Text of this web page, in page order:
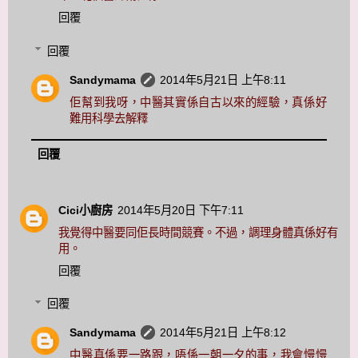
回覆
回覆
Sandymama
2014年5月21日 上午8:11
佢幫到我呀，中醫其實係自古以來的經驗，真係好
難用科學去解釋
回覆
Cici小廚房 2014年5月20日 下午7:11
我覺得中醫要同佢長時間競賽。不過，調理身體真係好有
用。
回覆
回覆
Sandymama
2014年5月21日 上午8:12
中醫真係要一路跟，唔係一朝一夕的事，我會慢慢